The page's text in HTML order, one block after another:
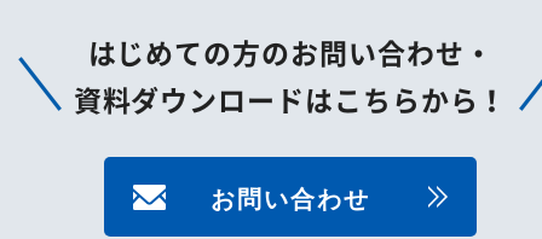
はじめての方のお問い合わせ・
資料ダウンロードはこちらから！
お問い合わせ